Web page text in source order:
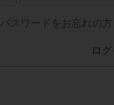
パスワードをお忘れの方
ロ